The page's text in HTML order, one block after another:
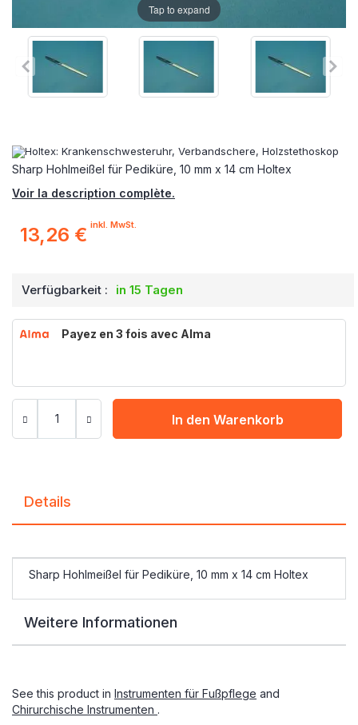
Sharp Hohlmeißel für Pediküre, 10 mm x 14 cm Holtex
Voir la description complète.
13,26 € inkl. MwSt.
Verfügbarkeit : in 15 Tagen
Payez en 3 fois avec Alma
In den Warenkorb
Tap to expand
Details
Sharp Hohlmeißel für Pediküre, 10 mm x 14 cm Holtex
Weitere Informationen
See this product in Instrumenten für Fußpflege and
Chirurchische Instrumenten .